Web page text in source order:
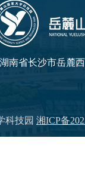
南省长沙市岳麓
科技园 湘ICP备